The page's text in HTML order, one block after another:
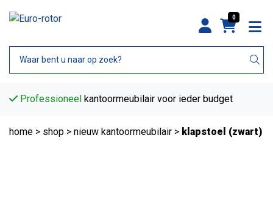
0
Professioneel kantoormeubilair voor ieder budget
home > shop > nieuw kantoormeubilair > klapstoel (zwart)